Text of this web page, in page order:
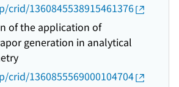
crid/1360845538915461376
of the application of
generation in analytical
crid/1360855569000104704